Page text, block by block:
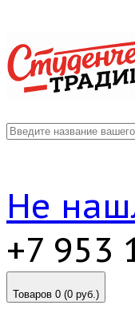
Не
+7 953
Товаров 0 (0 руб.)